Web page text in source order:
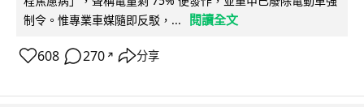
制令。惟專業車媒隨即反駁，...
閱讀全文
608 270 ↗ 分享